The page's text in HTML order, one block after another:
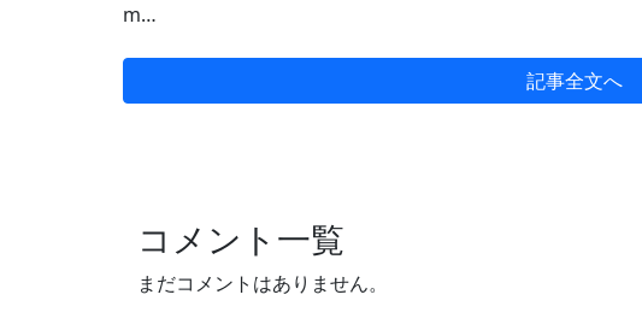
m…
記事全文へ
コメント一覧
まだコメントはありません。